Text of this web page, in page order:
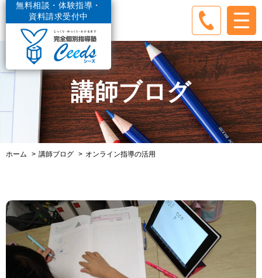
無料相談・体験指導・
資料請求受付中
講師ブログ
ホーム 講師ブログ オンライン指導の活用